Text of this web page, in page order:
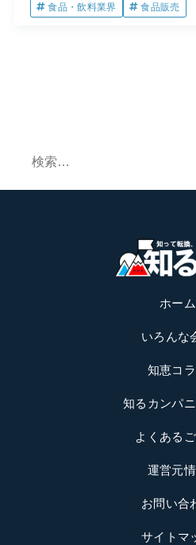
食品・飲料業界
食品販売
ホーム
いろんな
知恵コ
知るカンパ
よくある
運営元
お問い合
サイトマ